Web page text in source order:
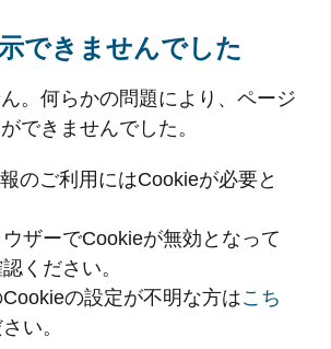
できませんでした
。何らかの問題により、ページ
できませんでした。
のご利用にはCookieが必要と
ザーでCookieが無効となって
ください。
の設定が不明な方はこち
い。